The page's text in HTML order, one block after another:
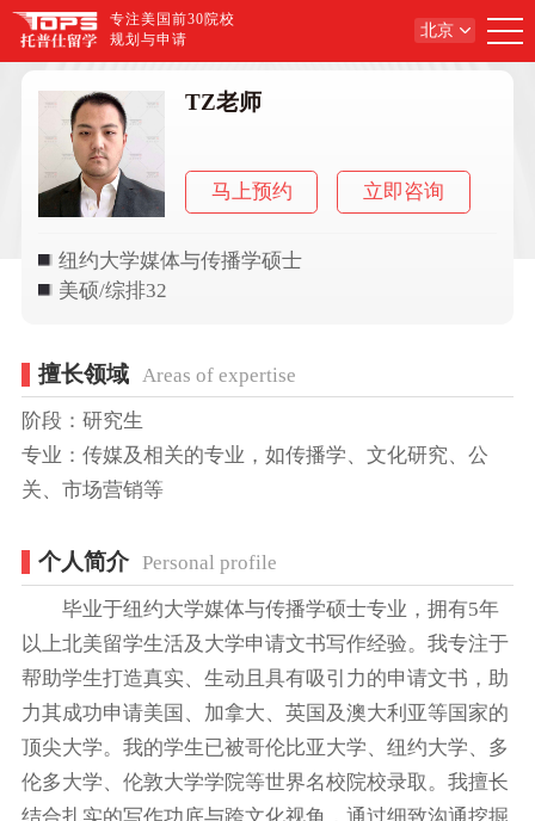
专注美国前30院校
规划与申请
北京
TZ老师
马上预约 立即咨询
纽约大学媒体与传播学硕士
美硕/综排32
擅长领域 Areas of expertise
阶段：研究生
专业：传媒及相关的专业，如传播学、文化研究、公
关、市场营销等
个人简介 Personal profile
毕业于纽约大学媒体与传播学硕士专业，拥有5年
以上北美留学生活及大学申请文书写作经验。我专注于
帮助学生打造真实、生动且具有吸引力的申请文书，助
力其成功申请美国、加拿大、英国及澳大利亚等国家的
顶尖大学。我的学生已被哥伦比亚大学、纽约大学、多
伦多大学、伦敦大学学院等世界名校院校录取。我擅长
结合扎实的写作功底与跨文化视角，通过细致沟通挖掘